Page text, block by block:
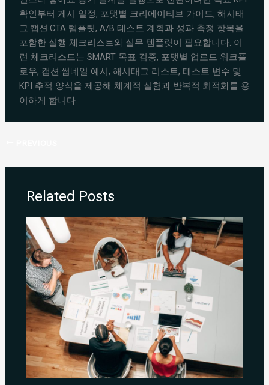
확인부터 게시 일정, 포맷별 크리에이티브 가이드, 해시태
그·캡션·CTA 템플릿, A/B 테스트 계획과 성과 측정 항목을
포함한 실행 체크리스트와 실무 템플릿이 필요합니다. 이
런 체크리스트는 SMART 목표 검증, 포맷별 업로드 워크플
로우, 캡션·썸네일 예시, 해시태그 리스트, 테스트 변수 및
KPI 추적 양식을 제공해 체계적 실험과 반복적 최적화를 용
이하게 합니다.
Related Posts